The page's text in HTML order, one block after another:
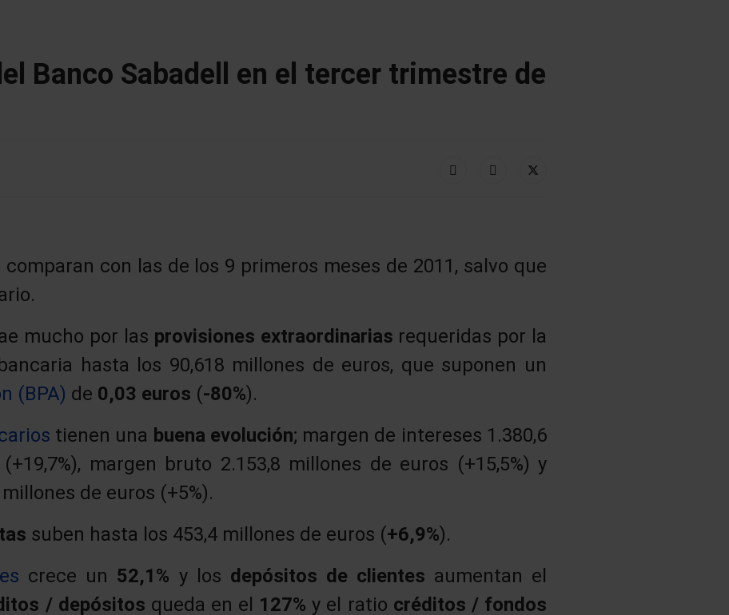
Banco Sabadell en el tercer trimestre de
con las de los 9 primeros meses de 2011, salvo que
mucho por las provisiones extraordinarias requeridas por la
hasta los 90,618 millones de euros, que suponen un
(BPA) de 0,03 euros (-80%).
tienen una buena evolución; margen de intereses 1.380,6
margen bruto 2.153,8 millones de euros (+15,5%) y
de euros (+5%).
suben hasta los 453,4 millones de euros (+6,9%).
crece un 52,1% y los depósitos de clientes aumentan el
/ depósitos queda en el 127%y el ratio créditos / fondos